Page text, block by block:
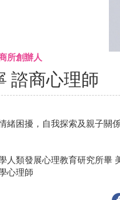
所創辦人
諮商心理師
緒困擾，自我探索及親子關係
人類發展心理教育研究所畢
心理師